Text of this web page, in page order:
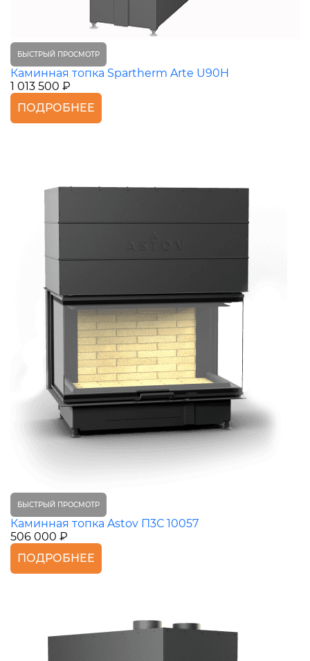
БЫСТРЫЙ ПРОСМОТР
Каминная топка Spartherm Arte U90H
1 013 500 ₽
ПОДРОБНЕЕ
БЫСТРЫЙ ПРОСМОТР
Каминная топка Astov П3С 10057
506 000 ₽
ПОДРОБНЕЕ